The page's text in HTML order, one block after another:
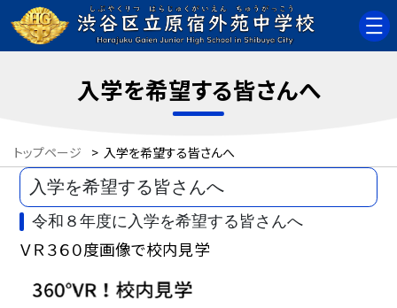
入学を希望する皆さんへ
トップページ > 入学を希望する皆さんへ
入学を希望する皆さんへ
令和８年度に入学を希望する皆さんへ
ＶＲ３６０度画像で校内見学